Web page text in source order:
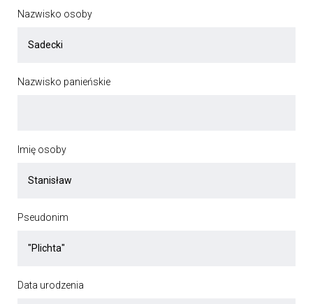
Nazwisko osoby
Nazwisko panieńskie
Imię osoby
Pseudonim
Data urodzenia